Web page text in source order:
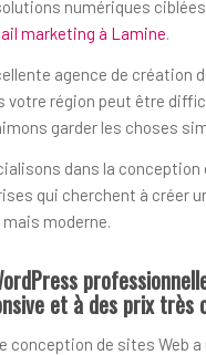
numériques
marketing à Lamine.
agence de création
votre région peut être
garder les choses
dans la conception
qui cherchent à créer
moderne.
et à des prix
conception de sites Web a